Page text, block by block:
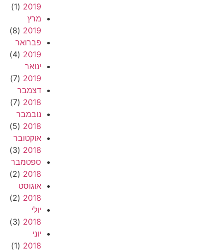
2019
(1)
מרץ
2019
(8)
פברואר
2019
(4)
ינואר
2019
(7)
דצמבר
2018
(7)
נובמבר
2018
(5)
אוקטובר
2018
(3)
ספטמבר
2018
(2)
אוגוסט
2018
(2)
יולי
2018
(3)
יוני
2018
(1)